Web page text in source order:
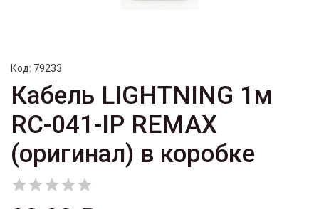
Код: 79233
Кабель LIGHTNING 1м
RC-041-IP REMAX
(оригинал) в коробке
